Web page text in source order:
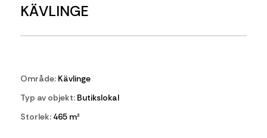
KÄVLINGE
Område:Kävlinge
Typ av objekt:Butikslokal
Storlek:465 m²